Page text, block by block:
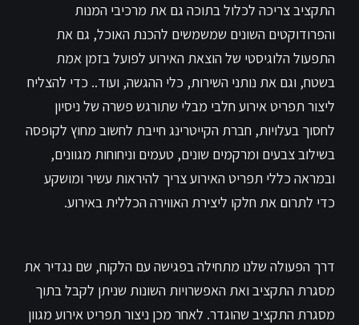
התקציב צריכה לכלול בתוכה גם את מרכיבי המנות
והפרודוקטים השונים שמשמשים להכנת האוכל, גם את
התפעול הלוגיסטי של הוצאת האירוע לפועל בזמן אמת
בשטח, וגם את נותני השירות, כלי ההגשה, ועוד.. כדי להצליח
ליצור תפריט אירוע חלבי מבלי שתורגש פשרה של ניסיון
לחסוך בעלויות, חברת הקייטרינג חייבת לחשוב מחוץ לקופסה
בשילוב צבעים ומרקמים שונים, טעמים וניחוחות מגוונים,
ובמראה כללי תפריט האירוע צריך להיראות עשיר ומושקע
כדי לתרום את חלקו ליצירת האווירה הכללית באירוע.
דרך הפעולה שלנו מתחילה בפגישה עם הלקוח, שם נגדיר את
מסגרת התקציב ואת האפשרויות השונות שניתן לקבל בתוך
מסגרת התקציב שהוגדר. לאחר מכן ניצור תפריט אירוע מגוון